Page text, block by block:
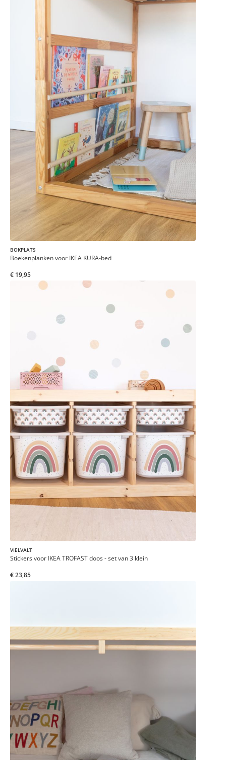
BOKPLATS
Boekenplanken voor IKEA KURA-bed
€ 19,95
VIELVALT
Stickers voor IKEA TROFAST doos - set van 3 klein
€ 23,85